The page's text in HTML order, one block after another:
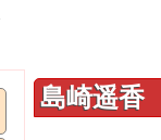
島崎遥香